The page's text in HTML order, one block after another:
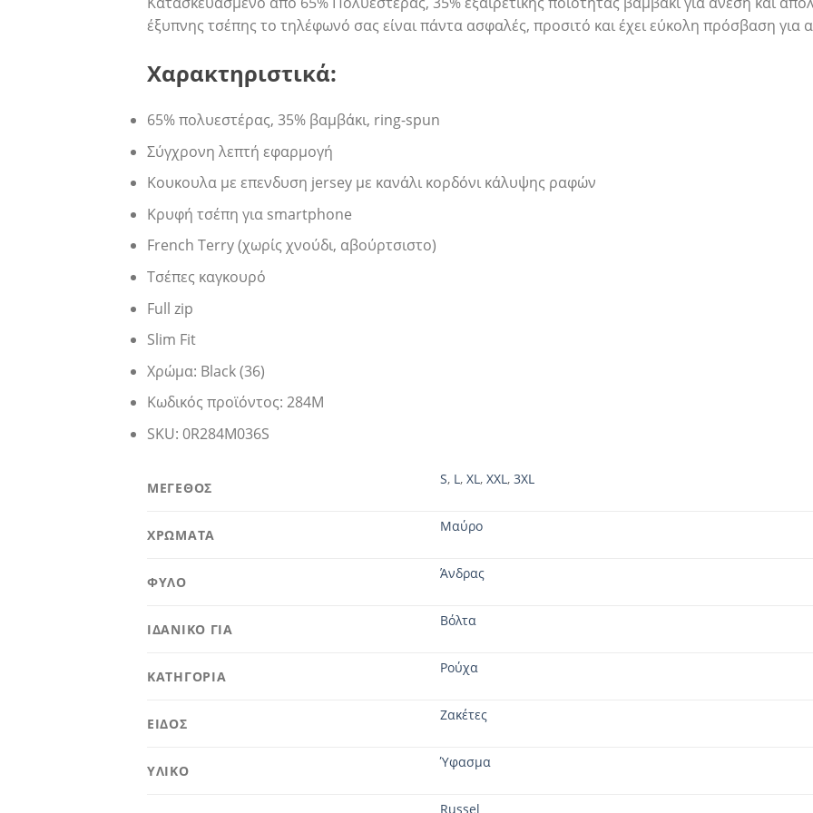
έξυπνης τσέπης το τηλέφωνό σας είναι πάντα ασφαλές, προσιτό και έχει εύκολη πρόσβαση για
Χαρακτηριστικά:
65% πολυεστέρας, 35% βαμβάκι, ring-spun
Σύγχρονη λεπτή εφαρμογή
Κουκουλα με επενδυση jersey με κανάλι κορδόνι κάλυψης ραφών
Κρυφή τσέπη για smartphone
French Terry (χωρίς χνούδι, αβούρτσιστο)
Τσέπες καγκουρό
Full zip
Slim Fit
Χρώμα: Black (36)
Κωδικός προϊόντος: 284M
SKU: 0R284M036S
ΜΕΓΕΘΟΣ
S, L,XL,XXL,3XL
ΧΡΩΜΑΤΑ
Μαύρο
ΦΥΛΟ
Άνδρας
ΙΔΑΝΙΚΟ ΓΙΑ
Βόλτα
ΚΑΤΗΓΟΡΙΑ
Ρούχα
ΕΙΔΟΣ
Ζακέτες
ΥΛΙΚΟ
Ύφασμα
Russel